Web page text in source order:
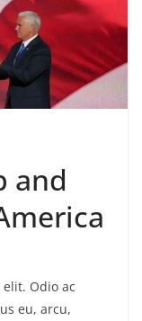
and
Odio ac
eu, arcu,